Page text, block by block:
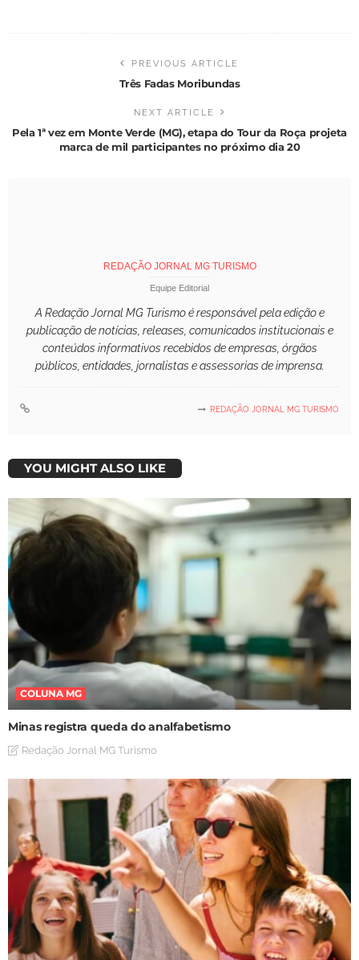
PREVIOUS ARTICLE
Três Fadas Moribundas
NEXT ARTICLE
Pela 1ª vez em Monte Verde (MG), etapa do Tour da Roça projeta
marca de mil participantes no próximo dia 20
REDAÇÃO JORNAL MG TURISMO
Equipe Editorial
A Redação Jornal MG Turismo é responsável pela edição e
publicação de notícias, releases, comunicados institucionais e
conteúdos informativos recebidos de empresas, órgãos
públicos, entidades, jornalistas e assessorias de imprensa.
REDAÇÃO JORNAL MG TURISMO
YOU MIGHT ALSO LIKE
COLUNA MG
Minas registra queda do analfabetismo
Redação Jornal MG Turismo